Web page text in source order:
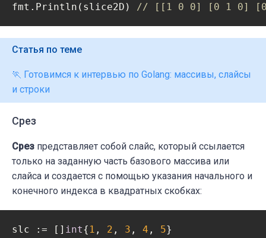
fmt.Println(slice2D) // [[1 0 0] [0 1 0]
Статья по теме
🏃 Готовимся к интервью по Golang: массивы, слайсы
и строки
Срез
Срез представляет собой слайс, который ссылается
только на заданную часть базового массива или
слайса и создается с помощью указания начального и
конечного индекса в квадратных скобках:
slc := [] int{ 1 , 2 , 3 , 4 , 5}